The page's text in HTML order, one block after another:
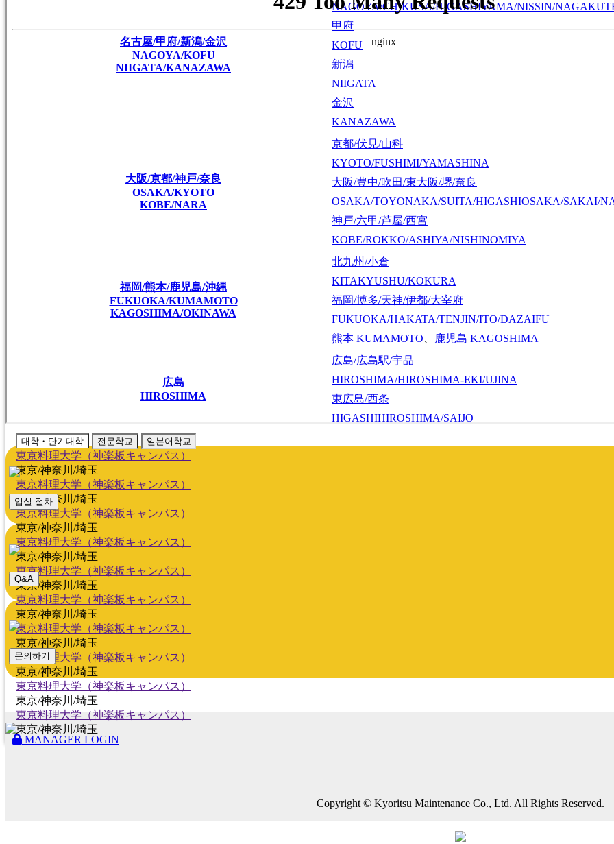
名古屋/甲府/新潟/金沢
NAGOYA/KOFU
NIIGATA/KANAZAWA
NAGOYA/CHIKUSA/HIGASHIYAMA/NISSIN/
甲府
KOFU
新潟
NIIGATA
金沢
KANAZAWA
大阪/京都/神戸/奈良
OSAKA/KYOTO
KOBE/NARA
京都/伏見/山科
KYOTO/FUSHIMI/YAMASHINA
大阪/豊中/吹田/東大阪/堺/奈良
OSAKA/TOYONAKA/SUITA/HIGASHIOSAKA/SAKAI/
神戸/六甲/芦屋/西宮
KOBE/ROKKO/ASHIYA/NISHINOMIYA
福岡/熊本/鹿児島/沖縄
FUKUOKA/KUMAMOTO
KAGOSHIMA/OKINAWA
北九州/小倉
KITAKYUSHU/KOKURA
福岡/博多/天神/伊都/大宰府
FUKUOKA/HAKATA/TENJIN/ITO/DAZAIFU
熊本 KUMAMOTO 鹿児島 KAGOSHIMA
広島
HIROSHIMA
広島/広島駅/宇品
HIROSHIMA/HIROSHIMA-EKI/UJINA
東広島/西条
HIGASHIHIROSHIMA/SAIJO
대학・단기대학 전문학교 일본어학교
東京料理大学（神楽板キャンパス）
東京/神奈川/埼玉
東京料理大学（神楽板キャンパス）
東京/神奈川/埼玉
東京料理大学（神楽板キャンパス）
東京/神奈川/埼玉
東京料理大学（神楽板キャンパス）
東京/神奈川/埼玉
東京料理大学（神楽板キャンパス）
東京/神奈川/埼玉
東京料理大学（神楽板キャンパス）
東京/神奈川/埼玉
東京料理大学（神楽板キャンパス）
東京/神奈川/埼玉
東京料理大学（神楽板キャンパス）
東京/神奈川/埼玉
東京料理大学（神楽板キャンパス）
東京/神奈川/埼玉
東京料理大学（神楽板キャンパス）
東京/神奈川/埼玉
입실 절차
Q&A
문의하기
MANAGER LOGIN
Copyright © Kyoritsu Maintenance Co., Ltd. All Rights Reserved.